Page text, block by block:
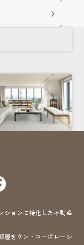
ションに特化した不動産
屋をケン・コーポレーシ